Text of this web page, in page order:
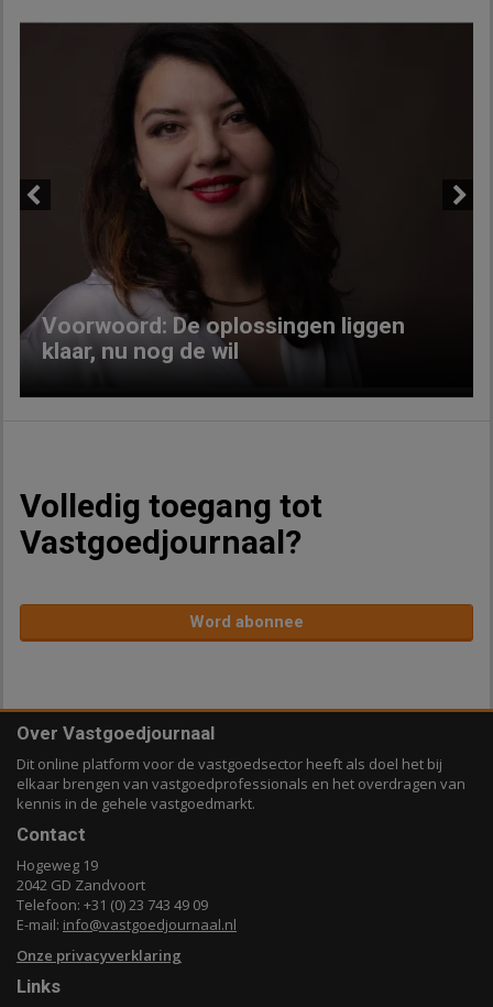
Voorwoord: De oplossingen liggen
klaar, nu nog de wil
Volledig toegang tot
Vastgoedjournaal?
Word abonnee
Over Vastgoedjournaal
Dit online platform voor de vastgoedsector heeft als doel het bij
elkaar brengen van vastgoedprofessionals en het overdragen van
kennis in de gehele vastgoedmarkt.
Contact
Hogeweg 19
2042 GD Zandvoort
Telefoon: +31 (0) 23 743 49 09
E-mail: info@vastgoedjournaal.nl
Onze privacyverklaring
Links